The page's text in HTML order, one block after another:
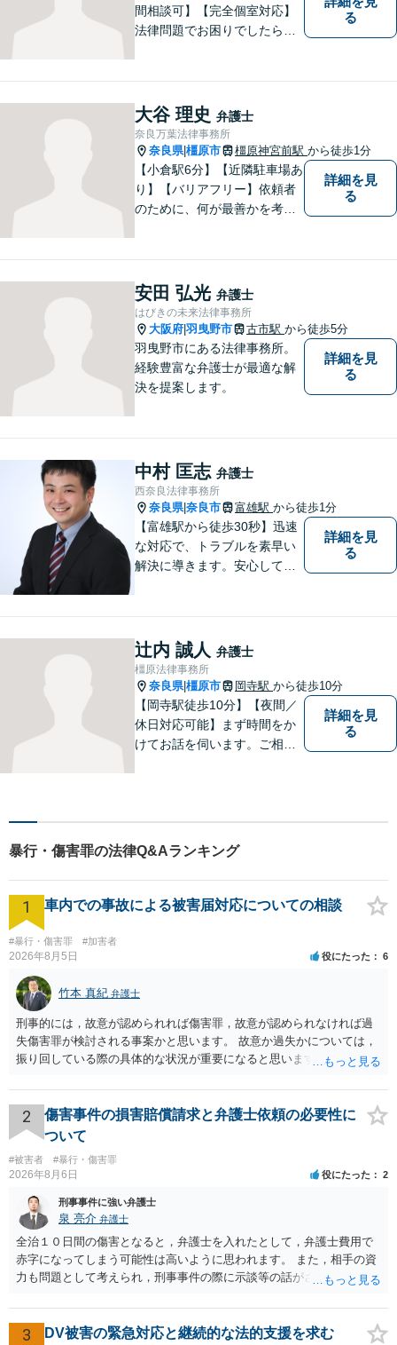
間相談可】【完全個室対応】
法律問題でお困りでしたらお
いたします。お早めのご相談
が納得のいく解決への第一歩
です。
る
大谷 理史 弁護士
奈良万葉法律事務所
奈良県|橿原市 橿原神宮前駅 から徒歩1分
【小倉駅6分】【近隣駐車場あ
り】【バリアフリー】依頼者
のために、何が最善かを考
決策を提案し続けます。 よろ
しくお願いします。
詳細を見
る
安田 弘光 弁護士
はびきの未来法律事務所
大阪府 羽曳野市 古市駅 から徒歩5分
羽曳野市にある法律事務所。
経験豊富な弁護士が最適な解
決を提案します。
詳細を見
る
中村 匡志 弁護士
西奈良法律事務所
奈良県|奈良市 富雄駅 から徒歩1分
【富雄駅から徒歩30秒】迅速
な対応で、トラブルを素早い
解決に導きます。安心して話
続・遺言・交通事故・借金・
債務整理などはお任せくださ
い。
詳細を見
る
辻内 誠人 弁護士
橿原法律事務所
奈良県|橿原市 岡寺駅 から徒歩10分
【岡寺駅徒歩10分】【夜間／
休日対応可能】まず時間をか
けてお話を伺います。ご相談
護士】地域密着型のアットホ
ームなリーガルサービスをご
提供させていただきます。
詳細を見
る
暴行・傷害罪の法律Q&Aランキング
1 車内での事故による被害届対応についての相談
#暴行・傷害罪 #加害者
2026年8月5日 役にたった 6
竹本 真紀 弁護士
刑事的には，故意が認められれば傷害罪，故意が認められなければ過
失傷害罪が検討される事案かと思います。 故意か過失かについては，
振り回している際の具体的な状況が重要になると思います。 民事的に
過失でも該当するでしょう。 因果関係（刑事も民事も影響あり）とし
ては，数週間経過している点も問題になるかもしれません。 因果関係
がなくなれば，評価の仕方が大きく変わります。 いずれにしまして
も，ご心配であるならば，お近くの弁護士の方に相談されるのがよい
と思います。
2
傷害事件の損害賠償請求と弁護士依頼の必要性に
ついて
#被害者 #暴行・傷害罪
2026年8月6日 役にたった 2
刑事事件に強い弁護士
泉 亮介 弁護士
全治１０日間の傷害となると，弁護士を入れたとして，弁護士費用で
赤字になってしまう可能性は高いように思われます。 また，相手の資
力も問題として考えられ，刑事事件の際に示談等の話がされなかった
う。
3 DV被害の緊急対応と継続的な法的支援を求む